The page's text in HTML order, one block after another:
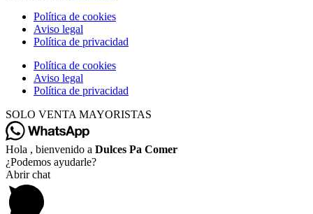
Política de cookies
Aviso legal
Política de privacidad
Política de cookies
Aviso legal
Política de privacidad
SOLO VENTA MAYORISTAS
Hola , bienvenido a Dulces Pa Comer
¿Podemos ayudarle?
Abrir chat